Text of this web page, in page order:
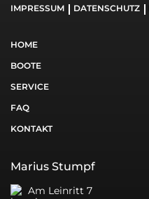
IMPRESSUM DATENSCHUTZ
HOME
BOOTE
SERVICE
FAQ
KONTAKT
Marius Stumpf
Am Leinritt 7